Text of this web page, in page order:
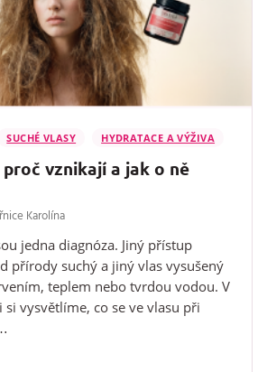
SUCHÉ VLASY HYDRATACE A VÝŽIVA
proč vznikají a jak o ně
Karolína
jedna diagnóza. Jiný přístup
přírody suchý a jiný vlas vysušený
teplem nebo tvrdou vodou. V
vysvětlíme, co se ve vlasu při